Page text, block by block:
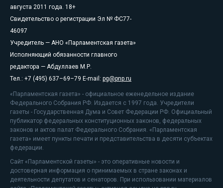
августа 2011 года. 18+
Свидетельство о регистрации Эл № ФС77-
46097
Учредитель — АНО «Парламентская газета»
Исполняющий обязанности главного
редактора — Абдуллаев М.Р.
Тел.: +7 (495) 637–69–79 E-mail: pg@pnp.ru
«Парламентская газета» - официальное еженедельное издание
Федерального Собрания РФ. Издается с 1997 года. Учредители
газеты - Государственная Дума и Совет Федерации РФ. Официальный
публикатор федеральных конституционных законов, федеральных
законов и актов палат Федерального Собрания. «Парламентская
газета» имеет пункты печати и представительства в десяти субъектах
федерации.
Сайт «Парламентской газеты» - это оперативные новости и
достоверная информация о принимаемых в стране законах и
деятельности депутатов и сенаторов. При использовании материалов